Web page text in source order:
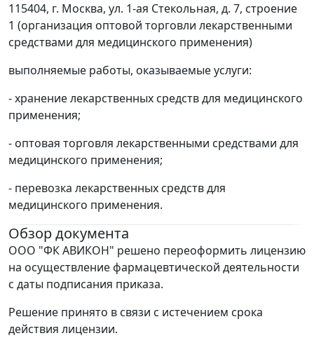
115404, г. Москва, ул. 1-ая Стекольная, д. 7, строение
1 (организация оптовой торговли лекарственными
средствами для медицинского применения)
выполняемые работы, оказываемые услуги:
- хранение лекарственных средств для медицинского
применения;
- оптовая торговля лекарственными средствами для
медицинского применения;
- перевозка лекарственных средств для
медицинского применения.
Обзор документа
ООО "ФК АВИКОН" решено переоформить лицензию
на осуществление фармацевтической деятельности
с даты подписания приказа.
Решение принято в связи с истечением срока
действия лицензии.